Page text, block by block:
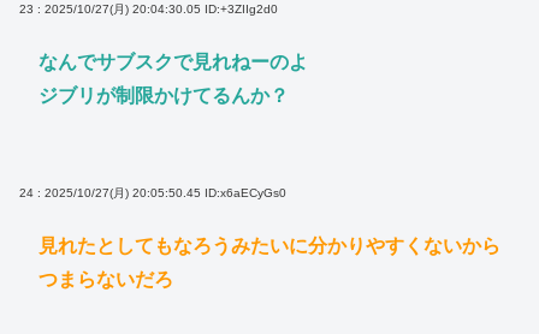
23 : 2025/10/27(月) 20:04:30.05 ID:+3ZIIg2d0
なんでサブスクで見れねーのよ
ジブリが制限かけてるんか？
24 : 2025/10/27(月) 20:05:50.45 ID:x6aECyGs0
見れたとしてもなろうみたいに分かりやすくないから
つまらないだろ